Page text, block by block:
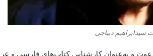
سیدابراهیم دیباجی